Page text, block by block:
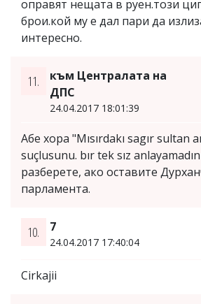
оправят нещата в руен.този
брои.кой му е дал пари да
интересно.
11.
към Централата на
ДПС
24.04.2017 18:01:39
Абе хора "Mısırdakı sagır sultan
suçlusunu. bır tek sız
разберете, ако оставите
парламента.
10. 7
24.04.2017 17:40:04
Cirkajii